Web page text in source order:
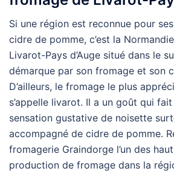
Si une région est reconnue pour
cidre de pomme, c’est la
Livarot-Pays d’Auge situé dans le
démarque par son fromage et son
D’ailleurs, le fromage le plus
s’appelle livarot. Il a un goût qui
sensation gustative de noisette
accompagné de cidre de pomme.
fromagerie Graindorge l’un des
production de fromage dans la